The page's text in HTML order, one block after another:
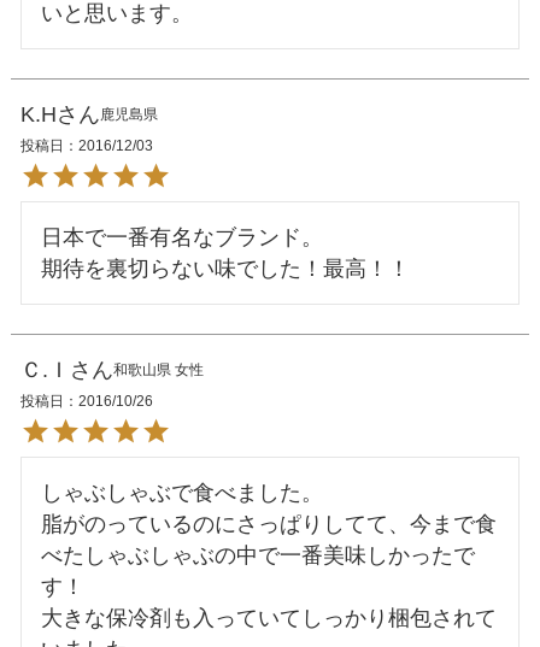
K.H
鹿児島県
投稿日
2016/12/03
日本で一番有名なブランド。
Ｃ.Ｉ 和歌山県 女性
投稿日
2016/10/26
しゃぶしゃぶで食べました。
脂がのっているのにさっぱりしてて、今まで食
べたしゃぶしゃぶの中で一番美味しかったで
す！
大きな保冷剤も入っていてしっかり梱包されて